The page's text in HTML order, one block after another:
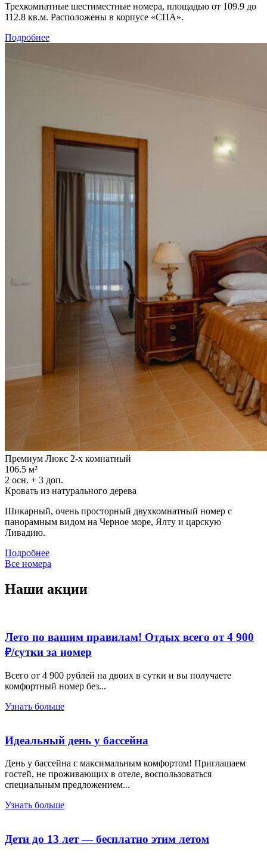
Трехкомнатные шестиместные номера, площадью от 109.9 до
112.8 кв.м. Расположены в корпусе «СПА».
Подробнее
Премиум Люкс 2-х комнатный
106.5 м²
2 осн. + 3 доп.
Кровать из натурального дерева
Шикарный, очень просторный двухкомнатный номер с
панорамным видом на Черное море, Ялту и царскую
Ливадию.
Подробнее
Все номера
Наши акции
Лето по вашим правилам! Отдых всего от 4 900
₽/сутки за номер
Всего от 4 900 рублей на двоих в сутки и вы получаете
комфортный номер без...
Узнать больше
Идеальный день у бассейна
День у бассейна с максимальным комфортом! Приглашаем
гостей, не проживающих в отеле, воспользоваться
специальным предложением...
Узнать больше
Дети до 13 лет — бесплатно этим летом